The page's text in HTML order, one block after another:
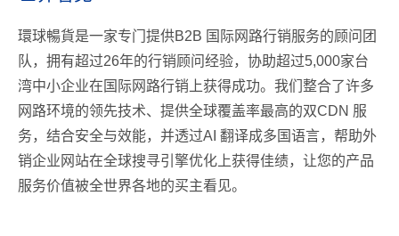
環球暢貨是一家专门提供B2B 国际网路行销服务的顾问团
队，拥有超过26年的行销顾问经验，协助超过5,000家台
湾中小企业在国际网路行销上获得成功。我们整合了许多
网路环境的领先技术、提供全球覆盖率最高的双CDN 服
务，结合安全与效能，并透过AI 翻译成多国语言，帮助外
销企业网站在全球搜寻引擎优化上获得佳绩，让您的产品
服务价值被全世界各地的买主看见。